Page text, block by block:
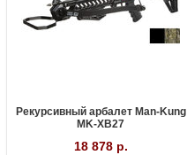
Рекурсивный арбалет Man-Kung
MK-XB27
18 878 р.